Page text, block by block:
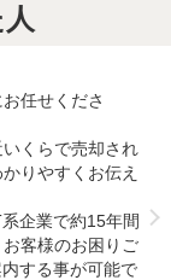
任せくださ
くらで売却され
りやすくお伝え
企業で約15年間
客様のお困りご
する事が可能で